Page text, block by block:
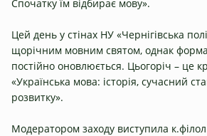
Спочатку їм відбирає мову».
Цей день у стінах НУ «Чернігівська
щорічним мовним святом, однак
постійно оновлюється. Цьогоріч – це
«Українська мова: історія, сучасний
розвитку».
Модератором заходу виступила